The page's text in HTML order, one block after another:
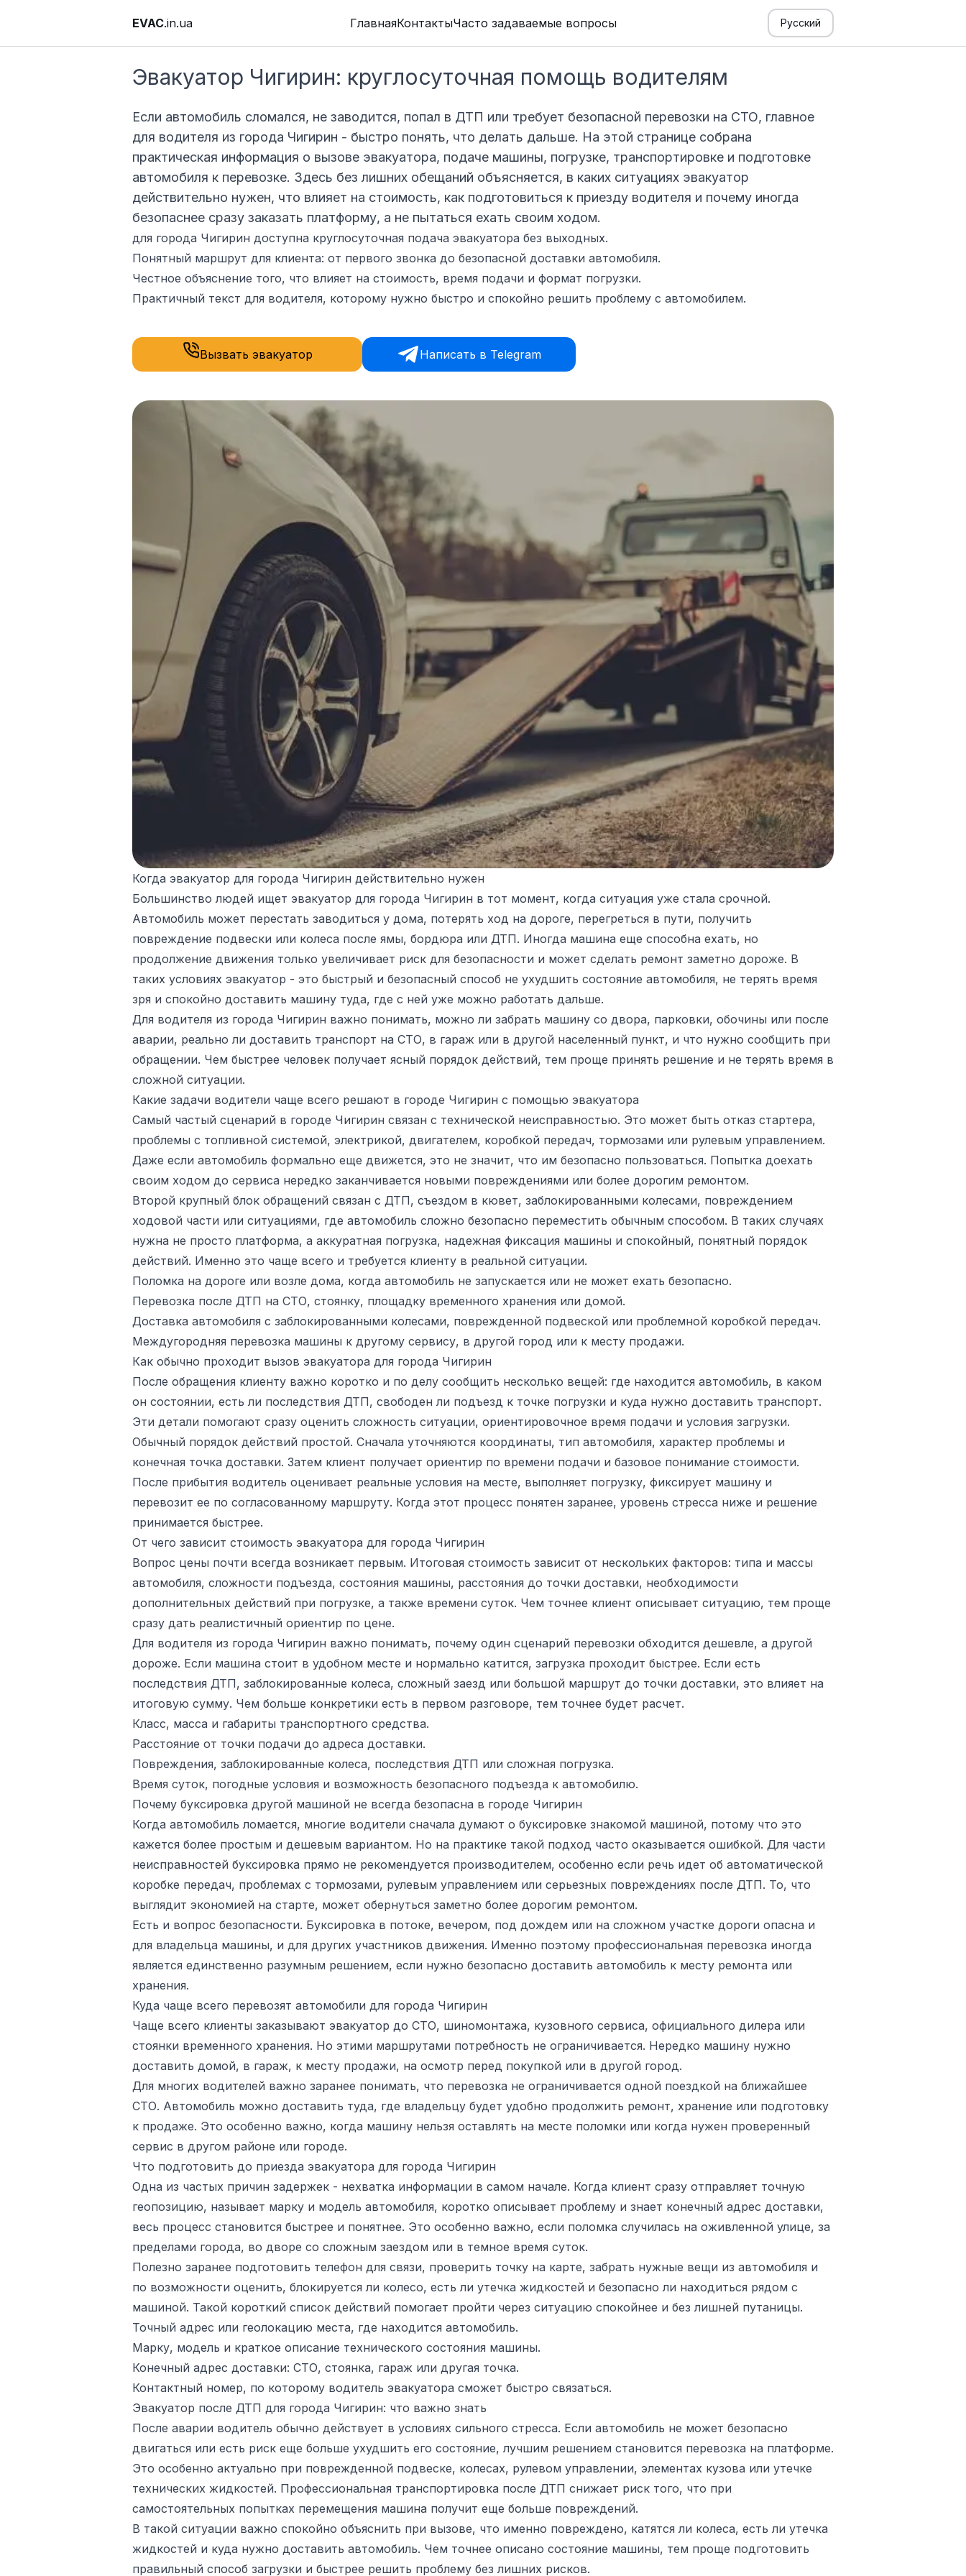
EVAC.in.ua ГлавнаяКонтактыЧасто задаваемые вопросы Русский
Эвакуатор Чигирин: круглосуточная помощь водителям
Если автомобиль сломался, не заводится, попал в ДТП или требует безопасной перевозки на СТО, главное
для водителя из города Чигирин - быстро понять, что делать дальше. На этой странице собрана
практическая информация о вызове эвакуатора, подаче машины, погрузке, транспортировке и подготовке
автомобиля к перевозке. Здесь без лишних обещаний объясняется, в каких ситуациях эвакуатор
действительно нужен, что влияет на стоимость, как подготовиться к приезду водителя и почему иногда
безопаснее сразу заказать платформу, а не пытаться ехать своим ходом.
для города Чигирин доступна круглосуточная подача эвакуатора без выходных.
Понятный маршрут для клиента: от первого звонка до безопасной доставки автомобиля.
Честное объяснение того, что влияет на стоимость, время подачи и формат погрузки.
Практичный текст для водителя, которому нужно быстро и спокойно решить проблему с автомобилем.
Вызвать эвакуатор Написать в Telegram
Когда эвакуатор для города Чигирин действительно нужен
Большинство людей ищет эвакуатор для города Чигирин в тот момент, когда ситуация уже стала срочной.
Автомобиль может перестать заводиться у дома, потерять ход на дороге, перегреться в пути, получить
повреждение подвески или колеса после ямы, бордюра или ДТП. Иногда машина еще способна ехать, но
продолжение движения только увеличивает риск для безопасности и может сделать ремонт заметно дороже. В
таких условиях эвакуатор - это быстрый и безопасный способ не ухудшить состояние автомобиля, не терять время
зря и спокойно доставить машину туда, где с ней уже можно работать дальше.
Для водителя из города Чигирин важно понимать, можно ли забрать машину со двора, парковки, обочины или после
аварии, реально ли доставить транспорт на СТО, в гараж или в другой населенный пункт, и что нужно сообщить при
обращении. Чем быстрее человек получает ясный порядок действий, тем проще принять решение и не терять время в
сложной ситуации.
Какие задачи водители чаще всего решают в городе Чигирин с помощью эвакуатора
Самый частый сценарий в городе Чигирин связан с технической неисправностью. Это может быть отказ стартера,
проблемы с топливной системой, электрикой, двигателем, коробкой передач, тормозами или рулевым управлением.
Даже если автомобиль формально еще движется, это не значит, что им безопасно пользоваться. Попытка доехать
своим ходом до сервиса нередко заканчивается новыми повреждениями или более дорогим ремонтом.
Второй крупный блок обращений связан с ДТП, съездом в кювет, заблокированными колесами, повреждением
ходовой части или ситуациями, где автомобиль сложно безопасно переместить обычным способом. В таких случаях
нужна не просто платформа, а аккуратная погрузка, надежная фиксация машины и спокойный, понятный порядок
действий. Именно это чаще всего и требуется клиенту в реальной ситуации.
Поломка на дороге или возле дома, когда автомобиль не запускается или не может ехать безопасно.
Перевозка после ДТП на СТО, стоянку, площадку временного хранения или домой.
Доставка автомобиля с заблокированными колесами, поврежденной подвеской или проблемной коробкой передач.
Междугородняя перевозка машины к другому сервису, в другой город или к месту продажи.
Как обычно проходит вызов эвакуатора для города Чигирин
После обращения клиенту важно коротко и по делу сообщить несколько вещей: где находится автомобиль, в каком
он состоянии, есть ли последствия ДТП, свободен ли подъезд к точке погрузки и куда нужно доставить транспорт.
Эти детали помогают сразу оценить сложность ситуации, ориентировочное время подачи и условия загрузки.
Обычный порядок действий простой. Сначала уточняются координаты, тип автомобиля, характер проблемы и
конечная точка доставки. Затем клиент получает ориентир по времени подачи и базовое понимание стоимости.
После прибытия водитель оценивает реальные условия на месте, выполняет погрузку, фиксирует машину и
перевозит ее по согласованному маршруту. Когда этот процесс понятен заранее, уровень стресса ниже и решение
принимается быстрее.
От чего зависит стоимость эвакуатора для города Чигирин
Вопрос цены почти всегда возникает первым. Итоговая стоимость зависит от нескольких факторов: типа и массы
автомобиля, сложности подъезда, состояния машины, расстояния до точки доставки, необходимости
дополнительных действий при погрузке, а также времени суток. Чем точнее клиент описывает ситуацию, тем проще
сразу дать реалистичный ориентир по цене.
Для водителя из города Чигирин важно понимать, почему один сценарий перевозки обходится дешевле, а другой
дороже. Если машина стоит в удобном месте и нормально катится, загрузка проходит быстрее. Если есть
последствия ДТП, заблокированные колеса, сложный заезд или большой маршрут до точки доставки, это влияет на
итоговую сумму. Чем больше конкретики есть в первом разговоре, тем точнее будет расчет.
Класс, масса и габариты транспортного средства.
Расстояние от точки подачи до адреса доставки.
Повреждения, заблокированные колеса, последствия ДТП или сложная погрузка.
Время суток, погодные условия и возможность безопасного подъезда к автомобилю.
Почему буксировка другой машиной не всегда безопасна в городе Чигирин
Когда автомобиль ломается, многие водители сначала думают о буксировке знакомой машиной, потому что это
кажется более простым и дешевым вариантом. Но на практике такой подход часто оказывается ошибкой. Для части
неисправностей буксировка прямо не рекомендуется производителем, особенно если речь идет об автоматической
коробке передач, проблемах с тормозами, рулевым управлением или серьезных повреждениях после ДТП. То, что
выглядит экономией на старте, может обернуться заметно более дорогим ремонтом.
Есть и вопрос безопасности. Буксировка в потоке, вечером, под дождем или на сложном участке дороги опасна и
для владельца машины, и для других участников движения. Именно поэтому профессиональная перевозка иногда
является единственно разумным решением, если нужно безопасно доставить автомобиль к месту ремонта или
хранения.
Куда чаще всего перевозят автомобили для города Чигирин
Чаще всего клиенты заказывают эвакуатор до СТО, шиномонтажа, кузовного сервиса, официального дилера или
стоянки временного хранения. Но этими маршрутами потребность не ограничивается. Нередко машину нужно
доставить домой, в гараж, к месту продажи, на осмотр перед покупкой или в другой город.
Для многих водителей важно заранее понимать, что перевозка не ограничивается одной поездкой на ближайшее
СТО. Автомобиль можно доставить туда, где владельцу будет удобно продолжить ремонт, хранение или подготовку
к продаже. Это особенно важно, когда машину нельзя оставлять на месте поломки или когда нужен проверенный
сервис в другом районе или городе.
Что подготовить до приезда эвакуатора для города Чигирин
Одна из частых причин задержек - нехватка информации в самом начале. Когда клиент сразу отправляет точную
геопозицию, называет марку и модель автомобиля, коротко описывает проблему и знает конечный адрес доставки,
весь процесс становится быстрее и понятнее. Это особенно важно, если поломка случилась на оживленной улице, за
пределами города, во дворе со сложным заездом или в темное время суток.
Полезно заранее подготовить телефон для связи, проверить точку на карте, забрать нужные вещи из автомобиля и
по возможности оценить, блокируется ли колесо, есть ли утечка жидкостей и безопасно ли находиться рядом с
машиной. Такой короткий список действий помогает пройти через ситуацию спокойнее и без лишней путаницы.
Точный адрес или геолокацию места, где находится автомобиль.
Марку, модель и краткое описание технического состояния машины.
Конечный адрес доставки: СТО, стоянка, гараж или другая точка.
Контактный номер, по которому водитель эвакуатора сможет быстро связаться.
Эвакуатор после ДТП для города Чигирин: что важно знать
После аварии водитель обычно действует в условиях сильного стресса. Если автомобиль не может безопасно
двигаться или есть риск еще больше ухудшить его состояние, лучшим решением становится перевозка на платформе.
Это особенно актуально при поврежденной подвеске, колесах, рулевом управлении, элементах кузова или утечке
технических жидкостей. Профессиональная транспортировка после ДТП снижает риск того, что при
самостоятельных попытках перемещения машина получит еще больше повреждений.
В такой ситуации важно спокойно объяснить при вызове, что именно повреждено, катятся ли колеса, есть ли утечка
жидкостей и куда нужно доставить автомобиль. Чем точнее описано состояние машины, тем проще подготовить
правильный способ загрузки и быстрее решить проблему без лишних рисков.